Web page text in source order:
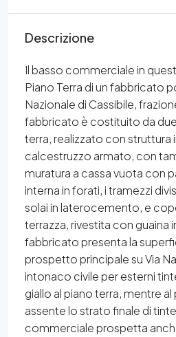
Descrizione
Il basso commerciale in
Piano Terra di un fabbricato
Nazionale di Cassibile,
fabbricato è costituito da
terra, realizzato con struttura
calcestruzzo armato, con
muratura a cassa vuota con
interna in forati, i tramezzi
solai in laterocemento, e
terrazza, rivestita con guaina
fabbricato presenta la
prospetto principale su Via
intonaco civile per esterni
giallo al piano terra, mentre
assente lo strato finale di
commerciale prospetta